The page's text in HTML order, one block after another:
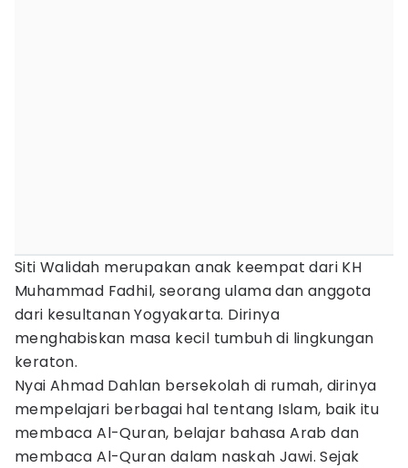
Siti Walidah merupakan anak keempat dari KH
Muhammad Fadhil, seorang ulama dan anggota
dari kesultanan Yogyakarta. Dirinya
menghabiskan masa kecil tumbuh di lingkungan
keraton.
Nyai Ahmad Dahlan bersekolah di rumah, dirinya
mempelajari berbagai hal tentang Islam, baik itu
membaca Al-Quran, belajar bahasa Arab dan
membaca Al-Quran dalam naskah Jawi. Sejak